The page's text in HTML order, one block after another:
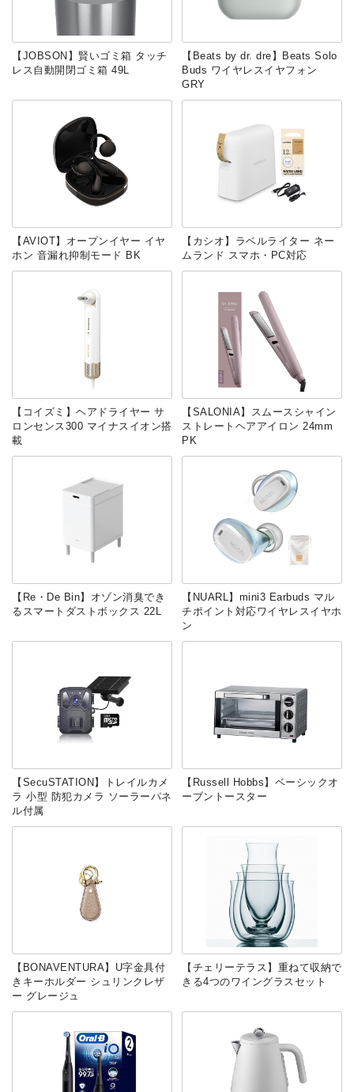
【JOBSON】賢いゴミ箱 タッチ
レス自動開閉ゴミ箱 49L
【Beats by dr. dre】Beats Solo
Buds ワイヤレスイヤフォン
GRY
【AVIOT】オープンイヤー イヤ
ホン 音漏れ抑制モード BK
‎【カシオ】ラベルライター ネー
ムランド スマホ・PC対応
【コイズミ】ヘアドライヤー サ
ロンセンス300 マイナスイオン搭
載
【SALONIA】スムースシャイン
ストレートヘアアイロン 24mm
PK
【Re・De Bin】オゾン消臭でき
るスマートダストボックス 22L
【NUARL】mini3 Earbuds マル
チポイント対応ワイヤレスイヤホ
ン
【SecuSTATION】トレイルカメ
ラ 小型 防犯カメラ ソーラーパネ
ル付属
‎‎【Russell Hobbs】ベーシックオ
ーブントースター
【BONAVENTURA】U字金具付
きキーホルダー シュリンクレザ
ー グレージュ
【チェリーテラス】重ねて収納で
きる4つのワイングラスセット